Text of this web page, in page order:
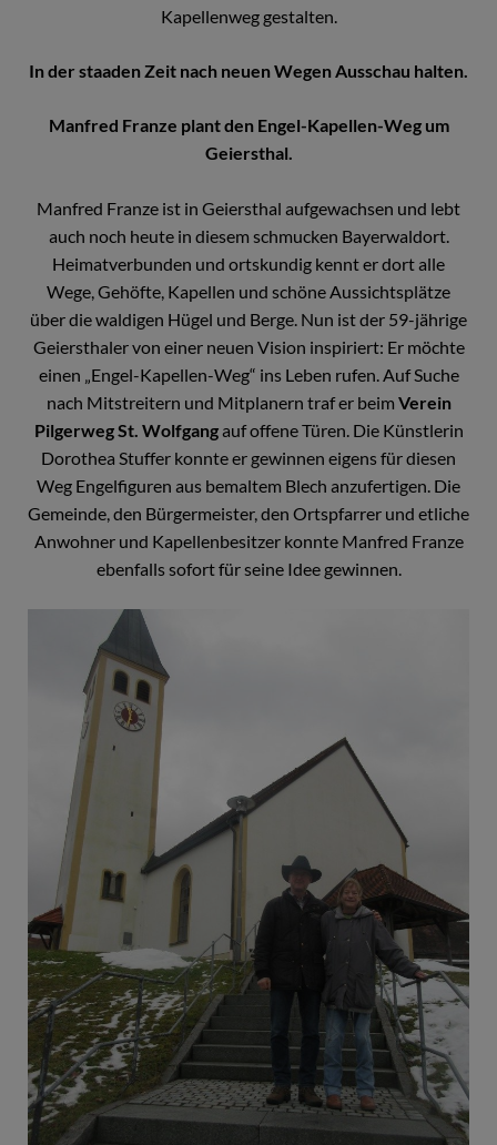
Kapellenweg gestalten.
In der staaden Zeit nach neuen Wegen Ausschau halten.
Manfred Franze plant den Engel-Kapellen-Weg um
Geiersthal.
Manfred Franze ist in Geiersthal aufgewachsen und lebt
auch noch heute in diesem schmucken Bayerwaldort.
Heimatverbunden und ortskundig kennt er dort alle
Wege, Gehöfte, Kapellen und schöne Aussichtsplätze
über die waldigen Hügel und Berge. Nun ist der 59-jährige
Geiersthaler von einer neuen Vision inspiriert: Er möchte
einen „Engel-Kapellen-Weg“ ins Leben rufen. Auf Suche
nach Mitstreitern und Mitplanern traf er beim Verein
Pilgerweg St. Wolfgangauf offene Türen. Die Künstlerin
Dorothea Stuffer konnte er gewinnen eigens für diesen
Weg Engelfiguren aus bemaltem Blech anzufertigen. Die
Gemeinde, den Bürgermeister, den Ortspfarrer und etliche
Anwohner und Kapellenbesitzer konnte Manfred Franze
ebenfalls sofort für seine Idee gewinnen.